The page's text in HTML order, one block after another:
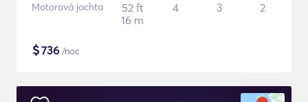
Motorová jachta
52 ft
16 m
4 3 2
$736 /noc